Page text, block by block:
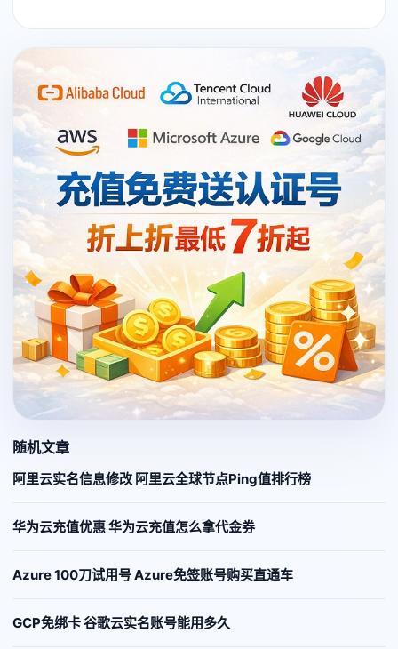
随机文章
阿里云实名信息修改 阿里云全球节点Ping值排行榜
华为云充值优惠 华为云充值怎么拿代金券
Azure 100刀试用号 Azure免签账号购买直通车
GCP免绑卡 谷歌云实名账号能用多久